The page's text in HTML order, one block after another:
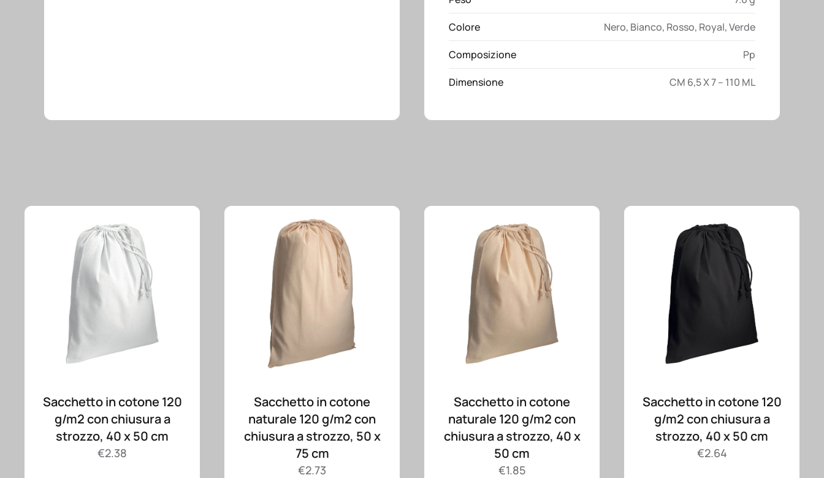
silicone
quantità
Colore Nero, Bianco, Rosso, Royal,Verde
Composizione Pp
Dimensione CM 6,5 X 7 – 110 ML
Sacchetto in cotone 120
g/m2 con chiusura a
strozzo, 40 x 50 cm
€2.38
Sacchetto in cotone
naturale 120 g/m2 con
chiusura a strozzo, 50 x
75 cm
€2.73
Sacchetto in cotone
naturale 120 g/m2 con
chiusura a strozzo, 40 x
50 cm
€1.85
Sacchetto in cotone 120
g/m2 con chiusura a
strozzo, 40 x 50 cm
€2.64